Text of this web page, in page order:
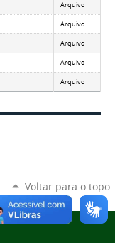
Arquivo
Arquivo
Arquivo
Arquivo
Arquivo
Voltar para o topo